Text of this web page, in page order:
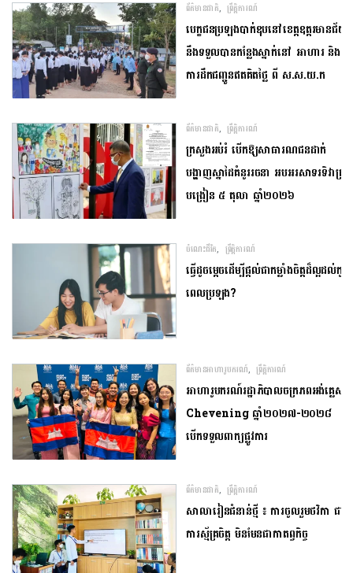
ព័ត៌មានជាតិ,ព្រឹត្តិការណ៍
បេក្ខជន​ប្រឡង​បាក់ឌុប​នៅ​ខេត្ត​ឧត្តរមានជ័យ​
​នឹង​ទទួលបាន​កន្លែង​ស្នាក់​នៅ​ ​អាហារ​ និង​
ការ​ដឹកជញ្ជូន​ឥត​គិត​ថ្លៃ​ ​ពី​ ស​.ស​.យ​.​ក
ព័ត៌មានជាតិ,ព្រឹត្តិការណ៍
ក្រសួងអប់រំ បើកឱ្យសាធារណជនដាក់
បង្ហាញស្នាដៃគំនូររចនា អបអរសាទរទិវាគ្រូ
បង្រៀន ៥ តុលា ឆ្នាំ២០២៦
ចំណេះជីវិត, ព្រឹត្តិការណ៍
ធ្វើ​ដូចម្តេច​ដើម្បី​ផ្តល់ជា​កម្លាំងចិត្ត​ដ៏​ល្អ​ដល់​កូន​
ពេល​ប្រឡង​?​
ព័ត៌មានអាហារូបករណ៍, ព្រឹត្តិការណ៍
អាហារូបករណ៍​រដ្ឋាភិបាល​ចក្រភព​អង់គ្លេស​ ​
Chevening​ ​ឆ្នាំ​២០២៧​-​២០២៨​ ​
បើក​ទទួល​ពាក្យ​ផ្លូវការ​
ព័ត៌មានជាតិ,ព្រឹត្តិការណ៍
សាលារៀន​ជំនាន់​ថ្មី​ ​៖ ​ការ​ចូលរួម​ថវិកា ​ជា​
ការ​ស្ម័គ្រចិត្ត​ ​មិន​មែន​ជា​កាតព្វកិច្ច​